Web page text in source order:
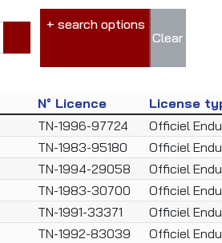
+ search options
Clear
N° Licence License
TN-1996-97724 Officiel
TN-1983-95180 Officiel
TN-1994-29058 Officiel
TN-1983-30700 Officiel
TN-1991-33371 Officiel
TN-1992-83039 Officiel